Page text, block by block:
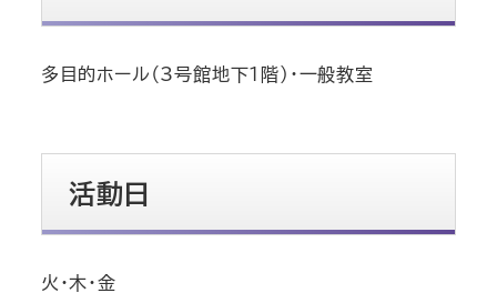
多目的ホール（3号館地下1階）・一般教室
活動日
火・木・金